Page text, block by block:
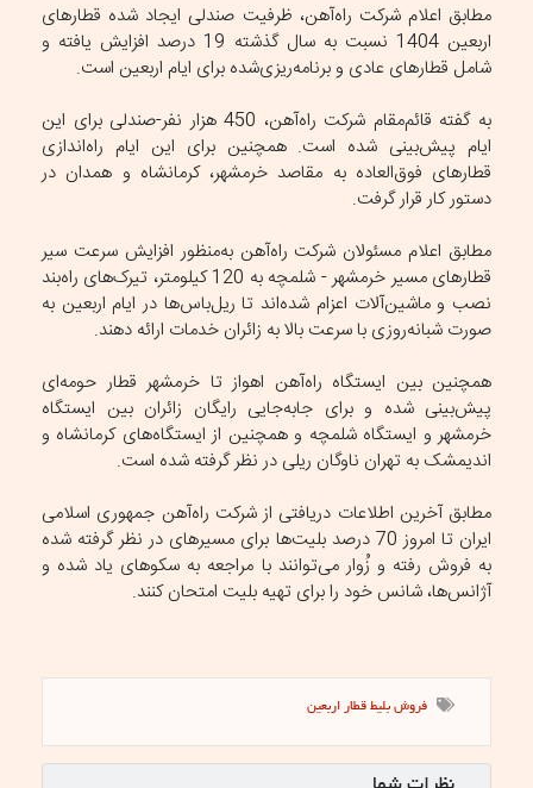
مطابق اعلام شرکت راه‌آهن، ظرفیت صندلی ایجاد شده قطارهای
اربعین 1404 نسبت به سال گذشته 19 درصد افزایش یافته و
شامل قطارهای عادی و برنامه‌ریزی‌شده برای ایام اربعین است.
به گفته قائم‌مقام شرکت راه‌آهن، 450 هزار نفر-صندلی برای این
ایام پیش‌بینی شده است. همچنین برای این ایام راه‌اندازی
قطارهای فوق‌العاده به مقاصد خرمشهر، کرمانشاه و همدان‌ در
دستور کار قرار گرفت.
مطابق اعلام مسئولان شرکت راه‌آهن به‌منظور افزایش سرعت سیر
قطارهای مسیر خرمشهر - شلمچه به 120 کیلومتر، تیرک‌های راه‌بند
نصب و ماشین‌آلات اعزام شده‌اند تا ریل‌باس‌ها در ایام اربعین به
صورت شبانه‌روزی با سرعت بالا به زائران خدمات ارائه دهند.
همچنین بین ایستگاه راه‌آهن اهواز تا خرمشهر قطار حومه‌ای
پیش‌بینی شده و برای جابه‌جایی رایگان زائران بین ایستگاه
خرمشهر و ایستگاه شلمچه و همچنین از ایستگاه‌های کرمانشاه و
اندیمشک به تهران ناوگان ریلی در نظر گرفته شده است.
مطابق آخرین اطلاعات دریافتی از شرکت راه‌آهن جمهوری اسلامی
ایران تا امروز 70 درصد بلیت‌ها برای مسیرهای در نظر گرفته شده
به فروش رفته و زُوار می‌توانند با مراجعه به سکوهای یاد شده و
آژانس‌ها، شانس خود را برای تهیه بلیت امتحان کنند.
فروش بلیط قطار اربعین